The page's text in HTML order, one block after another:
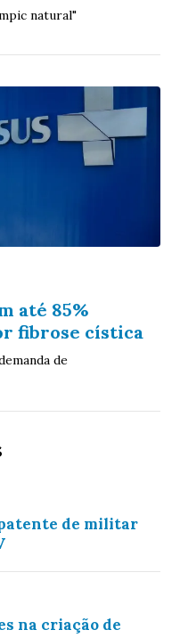
natural"
até 85%
fibrose cística
de
de militar
na criação de